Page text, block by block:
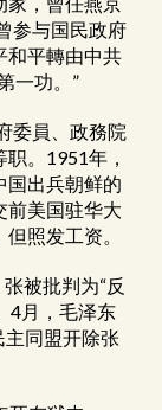
参与国民政府
和平轉由中共
一功。”
委員、政務院
。1951年，
国出兵朝鲜的
前美国驻华大
照发工资。
被批判为“反
4月，毛泽东
主同盟开除张